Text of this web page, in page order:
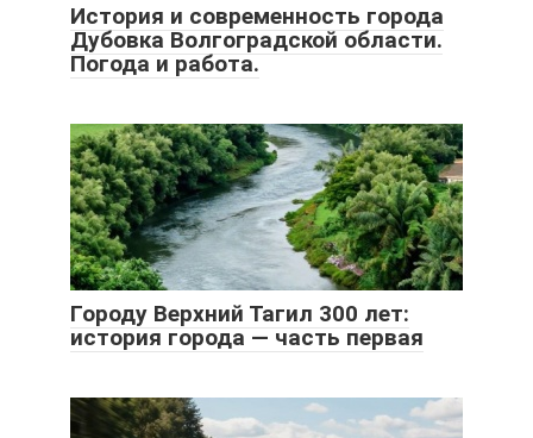
История и современность города
Дубовка Волгоградской области.
Погода и работа.
Городу Верхний Тагил 300 лет:
история города — часть первая